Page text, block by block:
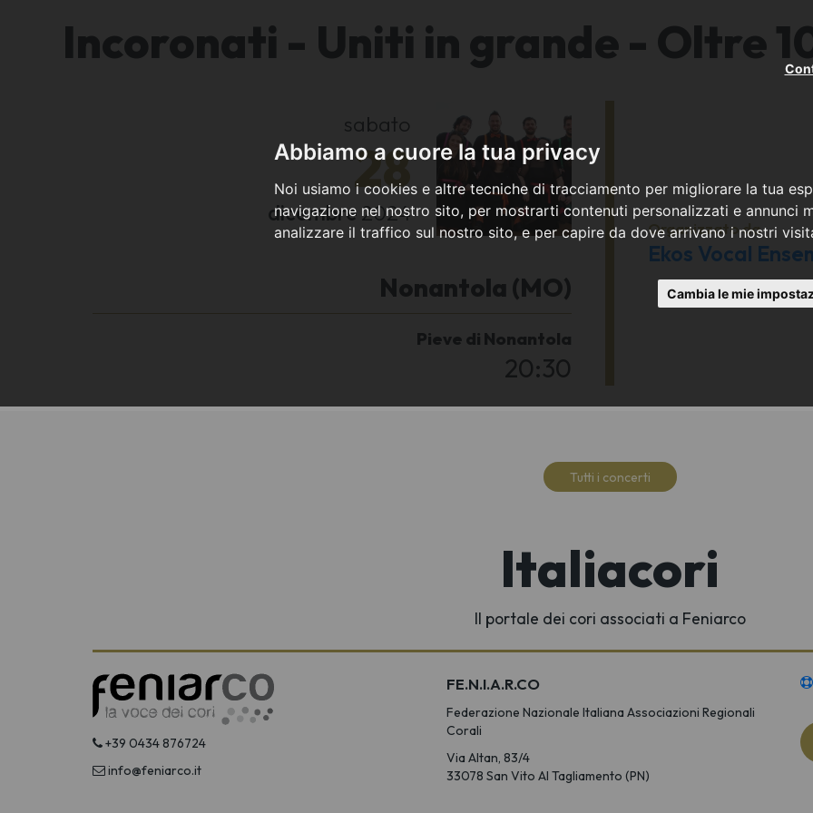
Abbiamo a cuore la tua privacy
Noi usiamo i cookies e altre tecniche di tracciamento per migliorare la tua
navigazione nel nostro sito, per mostrarti contenuti personalizzati e annunci
analizzare il traffico sul nostro sito, e per capire da dove arrivano i nostri
Cambia le mie
Incoronati - Uniti in grande - Oltre
sabato
28
dicembre 2024
Nonantola (MO)
Pieve di Nonantola
20:30
Organizzato da
Ekos Vocal
Tutti i concerti
Italiacori
Il portale dei cori associati a Feniarco
+39 0434 876724
info@feniarco.it
FE.N.I.A.R.CO
Federazione Nazionale Italiana Associazioni Regionali
Corali
Via Altan, 83/4
33078 San Vito Al Tagliamento (PN)